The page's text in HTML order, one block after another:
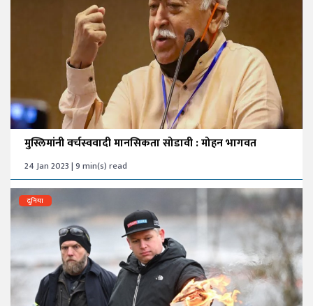
मुस्लिमांनी वर्चस्ववादी मानसिकता सोडावी : मोहन भागवत
24 Jan 2023 | 9 min(s) read
दुनिया